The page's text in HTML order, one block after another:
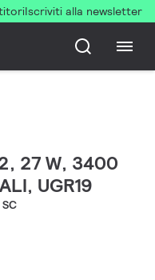
Iscriviti alla newsletter
27 W, 3400
UGR19